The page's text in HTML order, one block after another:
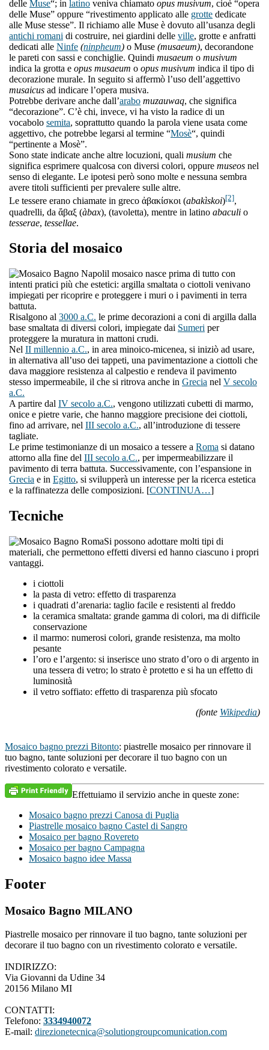
delle Muse“; in latino veniva chiamato opus musivum, cioè “opera
delle Muse” oppure “rivestimento applicato alle grotte dedicate
alle Muse stesse”. Il richiamo alle Muse è dovuto all’usanza degli
antichi romani di costruire, nei giardini delle ville, grotte e anfratti
dedicati alle Ninfe (ninpheum) o Muse (musaeum), decorandone
le pareti con sassi e conchiglie. Quindi musaeum o musivum
indica la grotta e opus musaeum o opus musivum indica il tipo di
decorazione murale. In seguito si affermò l’uso dell’aggettivo
musaicus ad indicare l’opera musiva.
Potrebbe derivare anche dall’arabo muzauwaq, che significa
“decorazione”. C’è chi, invece, vi ha visto la radice di un
vocabolo semita, soprattutto quando la parola viene usata come
aggettivo, che potrebbe legarsi al termine “Mosè“, quindi
“pertinente a Mosè”.
Sono state indicate anche altre locuzioni, quali musium che
significa esprimere qualcosa con diversi colori, oppure museos nel
senso di elegante. Le ipotesi però sono molte e nessuna sembra
avere titoli sufficienti per prevalere sulle altre.
Le tessere erano chiamate in greco ἀβακίσκοι (abakìskoi)[2],
quadrelli, da ἄβαξ (àbax), (tavoletta), mentre in latino abaculi o
tesserae, tessellae.
Storia del mosaico
l mosaico nasce prima di tutto con
intenti pratici più che estetici: argilla smaltata o ciottoli venivano
impiegati per ricoprire e proteggere i muri o i pavimenti in terra
battuta.
Risalgono al 3000 a.C. le prime decorazioni a coni di argilla dalla
base smaltata di diversi colori, impiegate dai Sumeri per
proteggere la muratura in mattoni crudi.
Nel II millennio a.C., in area minoico-micenea, si iniziò ad usare,
in alternativa all’uso dei tappeti, una pavimentazione a ciottoli che
dava maggiore resistenza al calpestio e rendeva il pavimento
stesso impermeabile, il che si ritrova anche in Grecia nel V secolo
a.C.
A partire dal IV secolo a.C., vengono utilizzati cubetti di marmo,
onice e pietre varie, che hanno maggiore precisione dei ciottoli,
fino ad arrivare, nel III secolo a.C., all’introduzione di tessere
tagliate.
Le prime testimonianze di un mosaico a tessere a Roma si datano
attorno alla fine del III secolo a.C., per impermeabilizzare il
pavimento di terra battuta. Successivamente, con l’espansione in
Grecia e in Egitto, si svilupperà un interesse per la ricerca estetica
e la raffinatezza delle composizioni. [CONTINUA…]
Tecniche
Si possono adottare molti tipi di
materiali, che permettono effetti diversi ed hanno ciascuno i propri
vantaggi.
i ciottoli
la pasta di vetro: effetto di trasparenza
i quadrati d’arenaria: taglio facile e resistenti al freddo
la ceramica smaltata: grande gamma di colori, ma di difficile
conservazione
il marmo: numerosi colori, grande resistenza, ma molto
pesante
l’oro e l’argento: si inserisce uno strato d’oro o di argento in
una tessera di vetro; lo strato è protetto e si ha un effetto di
luminosità
il vetro soffiato: effetto di trasparenza più sfocato
(fonte Wikipedia)
Mosaico bagno prezzi Bitonto: piastrelle mosaico per rinnovare il
tuo bagno, tante soluzioni per decorare il tuo bagno con un
rivestimento colorato e versatile.
Effettuiamo il servizio anche in queste zone:
Mosaico bagno prezzi Canosa di Puglia
Piastrelle mosaico bagno Castel di Sangro
Mosaico per bagno Rovereto
Mosaico per bagno Campagna
Mosaico bagno idee Massa
Footer
Mosaico Bagno MILANO
Piastrelle mosaico per rinnovare il tuo bagno, tante soluzioni per
decorare il tuo bagno con un rivestimento colorato e versatile.
INDIRIZZO:
Via Giovanni da Udine 34
20156 Milano MI
CONTATTI:
Telefono: 3334940072
E-mail: direzionetecnica@solutiongroupcomunication.com